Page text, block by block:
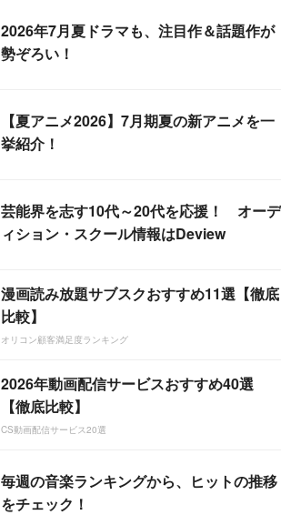
2026年7月夏ドラマも、注目作＆話題作が
勢ぞろい！
【夏アニメ2026】7月期夏の新アニメを一
挙紹介！
芸能界を志す10代～20代を応援！ オーデ
ィション・スクール情報はDeview
漫画読み放題サブスクおすすめ11選【徹底
比較】
オリコン顧客満足度ランキング
2026年動画配信サービスおすすめ40選
【徹底比較】
CS動画配信サービス20選
毎週の音楽ランキングから、ヒットの推移
をチェック！